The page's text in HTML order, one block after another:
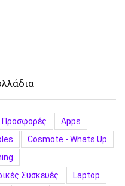
Προσφορές
Apps
Cosmote - Whats Up
Συσκευές
Laptop